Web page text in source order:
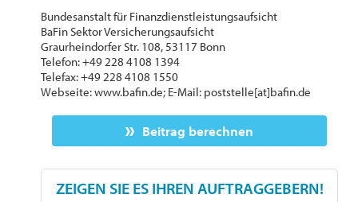
Bundesanstalt für Finanzdienstleistungsaufsicht
BaFin Sektor Versicherungsaufsicht
Graurheindorfer Str. 108, 53117 Bonn
Telefon: +49 228 4108 1394
Telefax: +49 228 4108 1550
Webseite: www.bafin.de; E-Mail: poststelle[at]bafin.de
Beitrag berechnen
ZEIGEN SIE ES IHREN AUFTRAGGEBERN!